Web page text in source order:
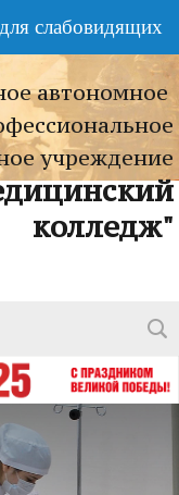
слабовидящих
автономное
учреждение
колледж"